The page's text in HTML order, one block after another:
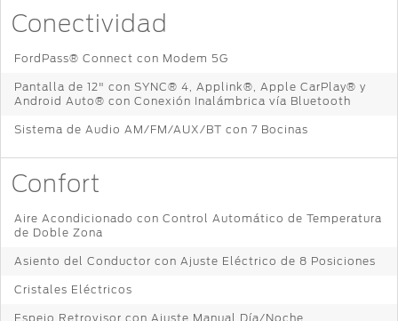
Conectividad
FordPass® Connect con Modem 5G
Pantalla de 12" con SYNC® 4, Applink®, Apple CarPlay® y
Android Auto® con Conexión Inalámbrica vía Bluetooth
Sistema de Audio AM/FM/AUX/BT con 7 Bocinas
Confort
Aire Acondicionado con Control Automático de Temperatura
de Doble Zona
Asiento del Conductor con Ajuste Eléctrico de 8 Posiciones
Cristales Eléctricos
Espejo Retrovisor con Ajuste Manual Día/Noche